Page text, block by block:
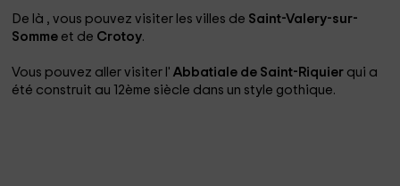
De là , vous pouvez visiter les villes de Saint-Valery-sur-
Somme et de Crotoy.
Vous pouvez aller visiter l'Abbatiale de Saint-Riquier qui a
été construit au 12ème siècle dans un style gothique.